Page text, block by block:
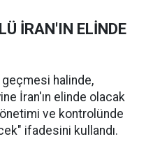
İRAN'IN ELİNDE
geçmesi halinde,
İran'ın elinde olacak
ve kontrolünde
ifadesini kullandı.